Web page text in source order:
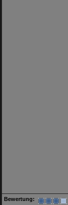
Bewertung: